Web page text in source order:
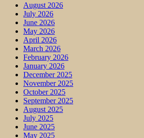
August 2026
July 2026
June 2026
May 2026
April 2026
March 2026
February 2026
January 2026
December 2025
November 2025
October 2025
September 2025
August 2025
July 2025
June 2025
May 2025